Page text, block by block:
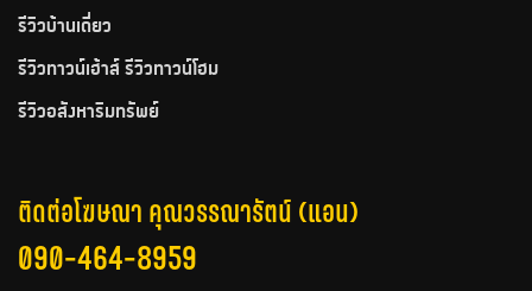
รีวิวบ้านเดี่ยว
รีวิวทาวน์เฮ้าส์ รีวิวทาวน์โฮม
รีวิวอสังหาริมทรัพย์
ติดต่อโฆษณา คุณวรรณารัตน์ (แอน)
090-464-8959